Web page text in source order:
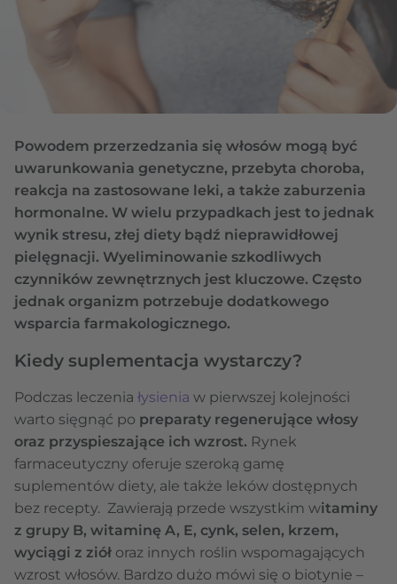
Powodem przerzedzania się włosów mogą być
uwarunkowania genetyczne, przebyta choroba,
reakcja na zastosowane leki, a także zaburzenia
hormonalne. W wielu przypadkach jest to jednak
wynik stresu, złej diety bądź nieprawidłowej
pielęgnacji. Wyeliminowanie szkodliwych
czynników zewnętrznych jest kluczowe. Często
jednak organizm potrzebuje dodatkowego
wsparcia farmakologicznego.
Kiedy suplementacja wystarczy?
Podczas leczenia łysienia w pierwszej kolejności
warto sięgnąć po preparaty regenerujące włosy
oraz przyspieszające ich wzrost. Rynek
farmaceutyczny oferuje szeroką gamę
suplementów diety, ale także leków dostępnych
bez recepty. Zawierają przede wszystkim witaminy
z grupy B, witaminę A, E, cynk, selen, krzem,
wyciągi z ziół oraz innych roślin wspomagających
wzrost włosów. Bardzo dużo mówi się o biotynie –